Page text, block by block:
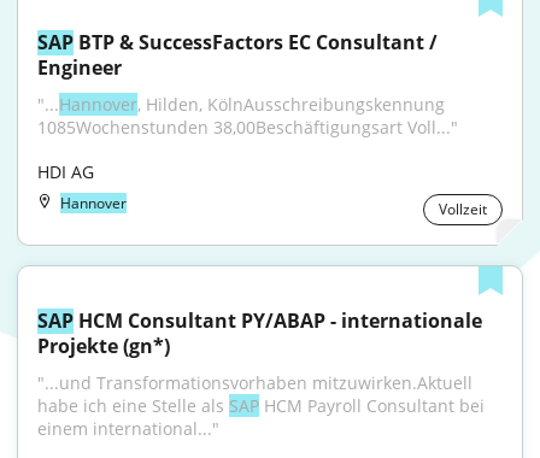
SAP BTP & SuccessFactors EC Consultant /
Engineer
"...Hannover, Hilden, KölnAusschreibungskennung
1085Wochenstunden 38,00Beschäftigungsart Voll..."
HDI AG
Hannover Vollzeit
SAP HCM Consultant PY/ABAP - internationale
Projekte (gn*)
"...und Transformationsvorhaben mitzuwirken.Aktuell
habe ich eine Stelle als SAP HCM Payroll Consultant bei
einem international..."